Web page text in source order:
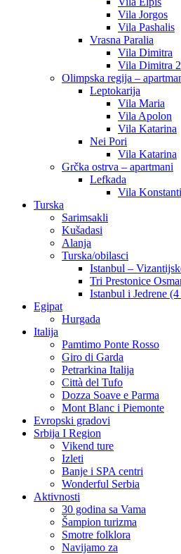
Vila Jorgos
Vila Pashalis
Vrasna Paralia
Vila Dimitra
Vila Dimitra 2
Olimpska regija –
Leptokarija
Vila Maria
Vila Apolon
Vila Katarina
Nei Pori
Vila Katarina
Grčka ostrva – apartmani
Lefkada
Vila
Turska
Sarimsakli
Kušadasi
Alanja
Turska/obilasci
Istanbul –
Tri Prestonice
Istanbul i Jedrene
Egipat
Hurgada
Italija
Pamtimo Ponte Rosso
Giro di Garda
Petrarkina Italija
Città del Tufo
Dozza Soave e Parma
Mont Blanc i Piemonte
Evropski gradovi
Srbija I Region
Vikend ture
Izleti
Banje i SPA centri
Wonderful Serbia
Aktivnosti
30 godina sa Vama
Šampion turizma
Smotre folklora
Navijamo za